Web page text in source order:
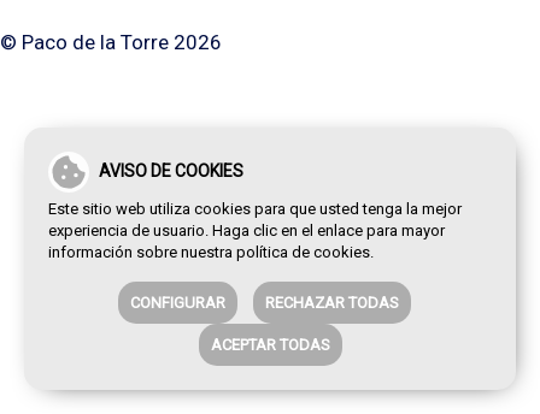
AVISO DE COOKIES
Este sitio web utiliza cookies para que usted tenga la mejor
experiencia de usuario. Haga clic en el enlace para mayor
información sobre nuestra política de cookies.
CONFIGURAR RECHAZAR TODAS
ACEPTAR TODAS
© Paco de la Torre 2026